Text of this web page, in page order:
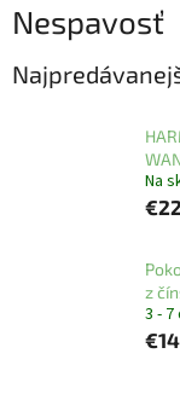
Nespavosť
Na
z
3 - 7